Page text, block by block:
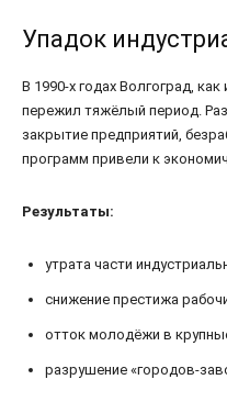
Упадок
В 1990-х годах Волгоград,
пережил тяжёлый период.
закрытие предприятий,
программ привели к
Результаты:
утрата части
снижение престижа
отток молодёжи в
разрушение «городов-